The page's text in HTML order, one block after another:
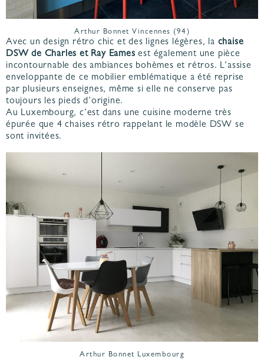
Arthur Bonnet Vincennes (94)
Avec un design rétro chic et des lignes légères, la chaise
DSW de Charles et Ray Eames est également une pièce
incontournable des ambiances bohèmes et rétros. L’assise
enveloppante de ce mobilier emblématique a été reprise
par plusieurs enseignes, même si elle ne conserve pas
toujours les pieds d’origine.
Au Luxembourg, c’est dans une cuisine moderne très
épurée que 4 chaises rétro rappelant le modèle DSW se
sont invitées.
Arthur Bonnet Luxembourg